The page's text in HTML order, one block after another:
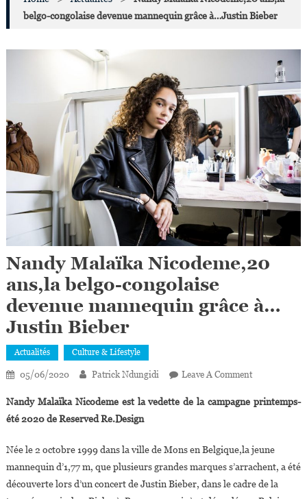
belgo-congolaise devenue mannequin grâce à…Justin Bieber
Nandy Malaïka Nicodeme,20
ans,la belgo-congolaise
devenue mannequin grâce à…
Justin Bieber
Actualités Culture & Lifestyle
05/06/2020 Patrick Ndungidi Leave A CommentOn
Malaïka
Belgo-
Congolaise
Devenue
Nandy Malaïka Nicodeme est la vedette de la campagne printemps-
été 2020 de Reserved Re.Design
Née le 2 octobre 1999 dans la ville de Mons en Belgique,la jeune
mannequin d’1,77 m, que plusieurs grandes marques s’arrachent, a été
découverte lors d’un concert de Justin Bieber, dans le cadre de la